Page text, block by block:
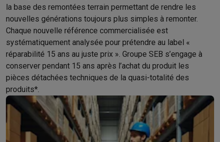
Jeux PS5
Nintendo
Nintendo Switch 2 Jeux Nintendo Switch
XboxJeux Xbox Manettes Xbox Casques Xbox
Accessoires
PC gamingPC portables gamer PC gamer Écrans gaming
Setup gamingCasques gamingMicrophones gamingChaises
Maison & objets connectés
Montres connectées
MobilitéTrottinettes électriques DashcamsGPSCoyote
Sécurité & protection Caméras de surveillanceSystème
Paiement connectéTerminaux de paiement Accessoires
Ambiance & confort ÉclairagePanneaux solaires plug & play
la base des remontées terrain permettant de rendre les
nouvelles générations toujours plus simples à remonter.
Chaque nouvelle référence commercialisée est
systématiquement analysée pour prétendre au label «
réparabilité 15 ans au juste prix ». Groupe SEB s’engage à
conserver pendant 15 ans après l’achat du produit les
pièces détachées techniques de la quasi-totalité des
produits*.